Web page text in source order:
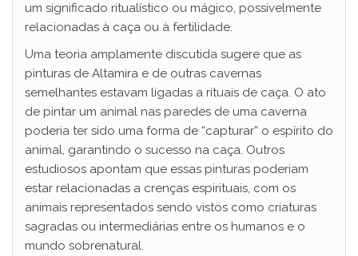
um significado ritualístico ou mágico, possivelmente
relacionadas à caça ou à fertilidade.
Uma teoria amplamente discutida sugere que as
pinturas de Altamira e de outras cavernas
semelhantes estavam ligadas a rituais de caça. O ato
de pintar um animal nas paredes de uma caverna
poderia ter sido uma forma de “capturar” o espírito do
animal, garantindo o sucesso na caça. Outros
estudiosos apontam que essas pinturas poderiam
estar relacionadas a crenças espirituais, com os
animais representados sendo vistos como criaturas
sagradas ou intermediárias entre os humanos e o
mundo sobrenatural.